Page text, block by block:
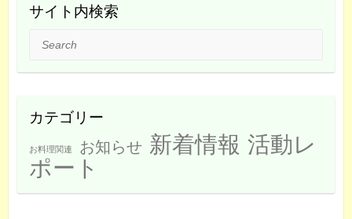
活
は
ち
ら
サイト内検索
Search
カテゴリー
お料理関連 お知らせ 新着情報 活動レ
ポート